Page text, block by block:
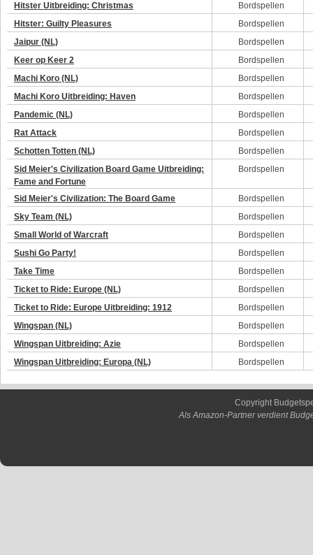
Hitster Uitbreiding: Christmas
Bordspellen
Hitster: Guilty Pleasures
Bordspellen
Jaipur (NL)
Bordspellen
Keer op Keer 2
Bordspellen
Machi Koro (NL)
Bordspellen
Machi Koro Uitbreiding: Haven
Bordspellen
Pandemic (NL)
Bordspellen
Rat Attack
Bordspellen
Schotten Totten (NL)
Bordspellen
Sid Meier's Civilization Board Game Uitbreiding:
Fame and Fortune
Bordspellen
Sid Meier's Civilization: The Board Game
Bordspellen
Sky Team (NL)
Bordspellen
Small World of Warcraft
Bordspellen
Sushi Go Party!
Bordspellen
Take Time
Bordspellen
Ticket to Ride: Europe (NL)
Bordspellen
Ticket to Ride: Europe Uitbreiding: 1912
Bordspellen
Wingspan (NL)
Bordspellen
Wingspan Uitbreiding: Azie
Bordspellen
Wingspan Uitbreiding: Europa (NL)
Bordspellen
Copyright
Als Amazon-Partner verdient